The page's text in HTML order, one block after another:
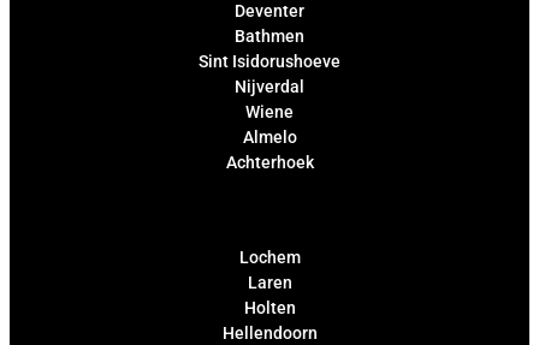
Deventer
Bathmen
Sint Isidorushoeve
Nijverdal
Wiene
Almelo
Achterhoek
Lochem
Laren
Holten
Hellendoorn